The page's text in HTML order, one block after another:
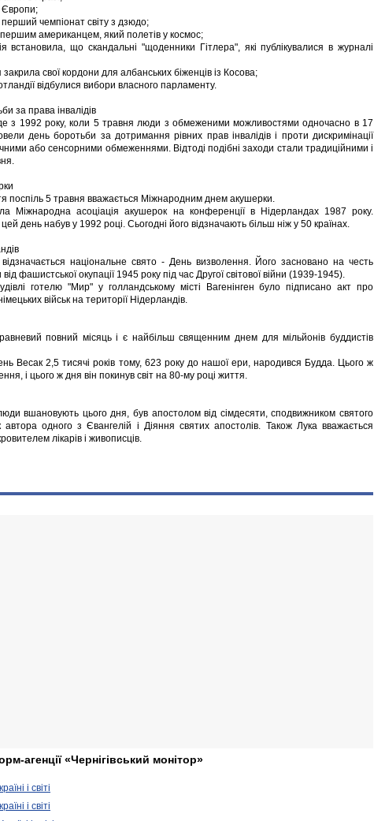
Європи;
чемпіонат світу з дзюдо;
американцем, який полетів у космос;
встановила, що скандальні "щоденники Гітлера", які публікувалися в журналі
свої кордони для албанських біженців із Косова;
відбулися вибори власного парламенту.
за права інвалідів
з 1992 року, коли 5 травня люди з обмеженими можливостями одночасно в 17
день боротьби за дотримання рівних прав інвалідів і проти дискримінації
або сенсорними обмеженнями. Відтоді подібні заходи стали традиційними і
поспіль 5 травня вважається Міжнародним днем акушерки.
Міжнародна асоціація акушерок на конференції в Нідерландах 1987 року.
день набув у 1992 році. Сьогодні його відзначають більш ніж у 50 країнах.
національне свято - День визволення. Його засновано на честь
фашистської окупації 1945 року під час Другої світової війни (1939-1945).
готелю "Мир" у голландському місті Вагенінген було підписано акт про
військ на території Нідерландів.
повний місяць і є найбільш священним днем для мільйонів буддистів
Весак 2,5 тисячі років тому, 623 року до нашої ери, народився Будда. Цього ж
і цього ж дня він покинув світ на 80-му році життя.
вшановують цього дня, був апостолом від сімдесяти, сподвижником святого
одного з Євангелій і Діяння святих апостолів. Також Лука вважається
лікарів і живописців.
агенції «Чернігівський монітор»
і світі
і світі